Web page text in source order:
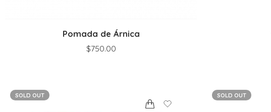
Pomada de Árnica
$750.00
SOLD OUT SOLD OUT